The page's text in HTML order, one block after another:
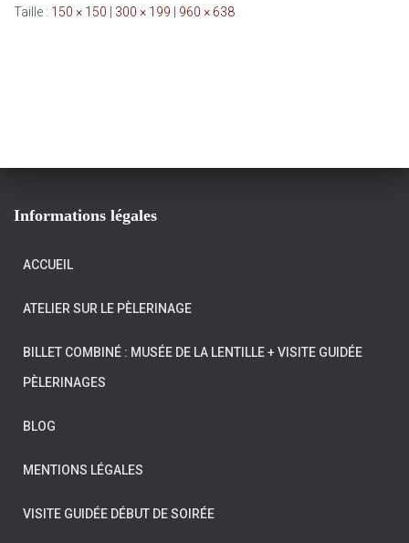
Taille : 150 × 150 300 × 199 960 × 638
Informations légales
ACCUEIL
ATELIER SUR LE PÈLERINAGE
BILLET COMBINÉ : MUSÉE DE LA LENTILLE + VISITE GUIDÉE
PÈLERINAGES
BLOG
MENTIONS LÉGALES
VISITE GUIDÉE DÉBUT DE SOIRÉE